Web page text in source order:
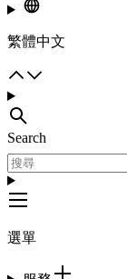
繁體中文
Search
選單